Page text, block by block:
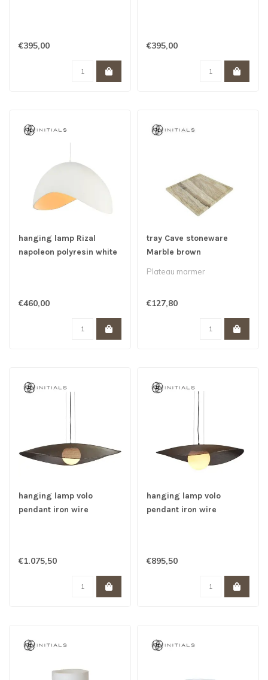
€395,00 €395,00
hanging lamp Rizal
napoleon polyresin white
€460,00
tray Cave stoneware
Marble brown
Plateau marmer
€127,80
hanging lamp volo
pendant iron wire
€1.075,50
hanging lamp volo
pendant iron wire
€895,50